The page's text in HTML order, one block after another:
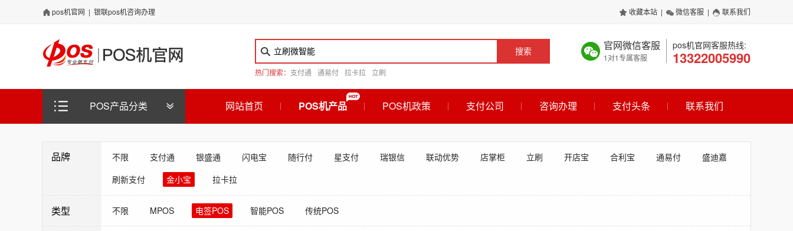
收藏本站 | 微信客服 | 联系我们
pos机官网 | 银联pos机咨询办理
搜索
热门搜索： 支付通 通易付 拉卡拉 立刷
pos机官网客服热线:
13322005990
官网微信客服
1对1专属客服
POS产品分类 网站首页 POS机产品 POS机政策 支付公司 咨询办理 支付头条 联系我们
品牌 不限 支付通 银盛通 闪电宝 随行付 星支付 瑞银信 联动优势 店掌柜 立刷 开店宝 合利宝 通易付
盛迪嘉
刷新支付
金小宝 拉卡拉
类型 不限 MPOS 电签POS 智能POS 传统POS